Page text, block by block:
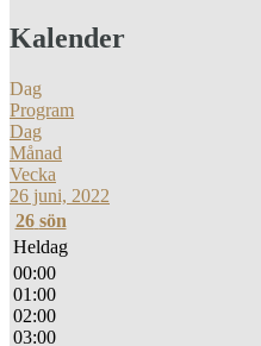
Kalender
Dag
Program
Dag
Månad
Vecka
26 juni, 2022
26 sön
Heldag
00:00
01:00
02:00
03:00